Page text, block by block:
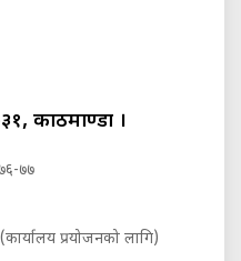
काठमाण्डौं ।
७७
(कार्यालय प्रयोजनको लागि)